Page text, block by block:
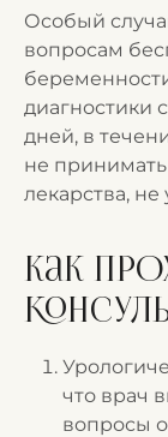
Особый
вопросам
диагностики
дней, в
не
лекарства, не
Как
что врач
вопросы